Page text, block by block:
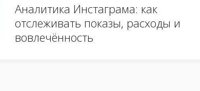
Аналитика Инстаграма: как
отслеживать показы, расходы и
вовлечённость